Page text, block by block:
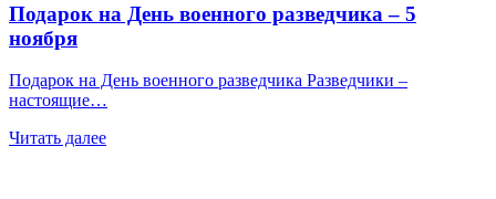
Подарок на День военного разведчика – 5
ноября
Подарок на День военного разведчика Разведчики –
настоящие…
Читать далее